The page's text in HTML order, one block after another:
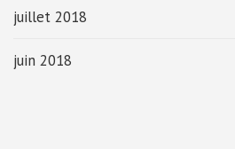
juillet 2018
juin 2018